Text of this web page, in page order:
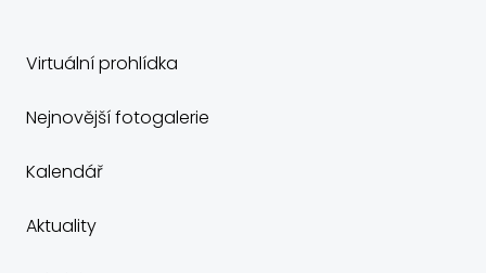
Virtuální prohlídka
Nejnovější fotogalerie
Kalendář
Aktuality